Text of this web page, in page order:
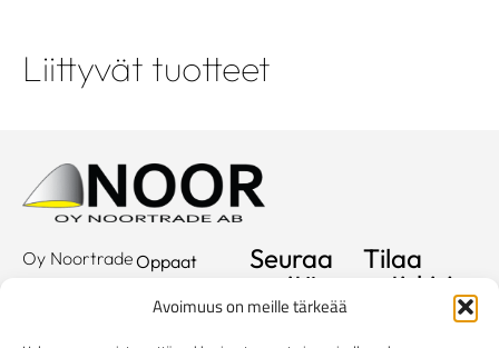
Avoimuus on meille tärkeää
Liittyvät tuotteet
Oy Noortrade
Hallimestarinkatu
Oppaat
Kuvastot
Seuraa
meitä
Tilaa
uutiskirje